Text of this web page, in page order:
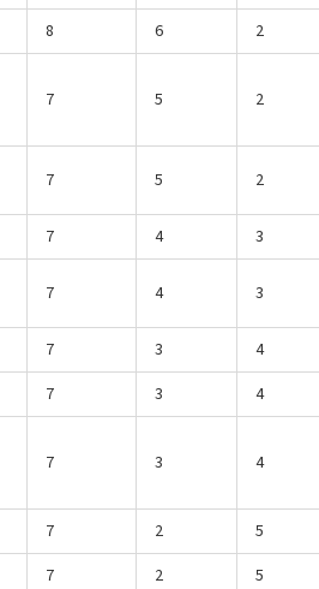
8 6 2
7 5 2
7 5 2
7 4 3
7 4 3
7 3
4
7 3 4
7 3 4
7 2
5
7 2
5